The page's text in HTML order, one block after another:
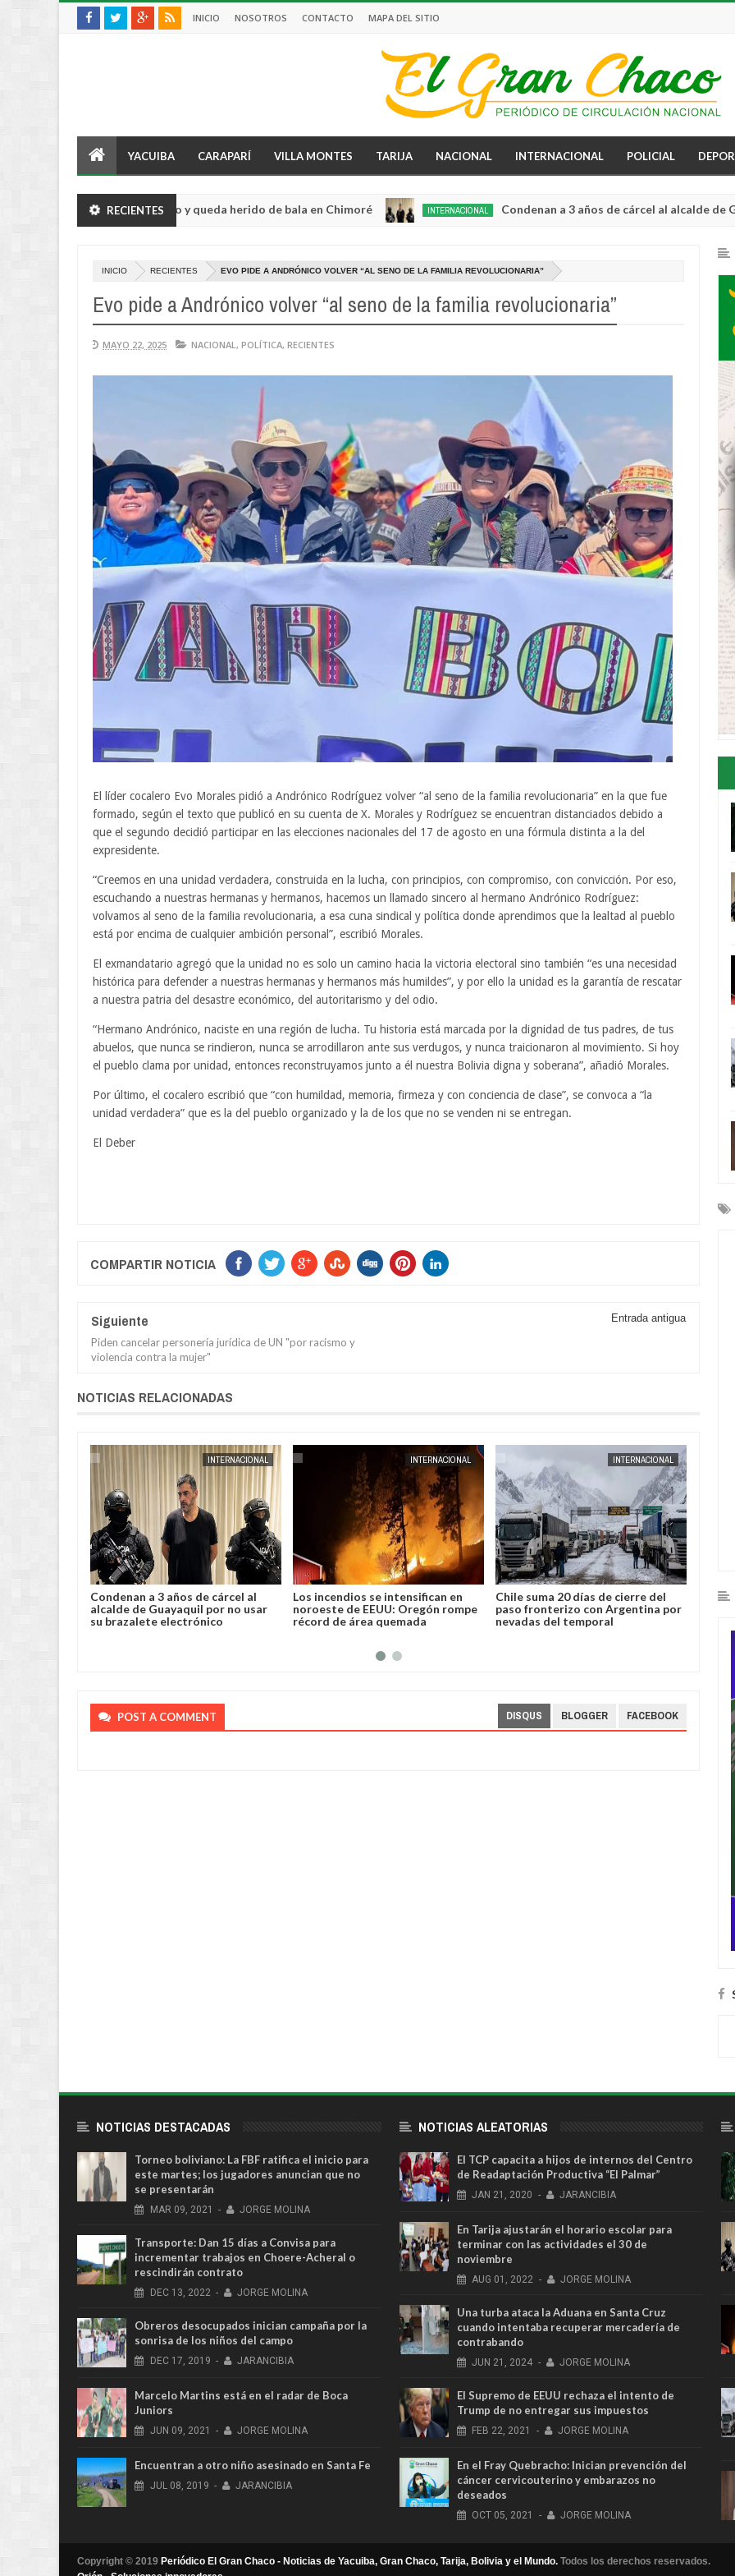
INICIO NOSOTROS CONTACTO MAPA DEL SITIO
YACUIBA CARAPARÍ VILLA MONTES TARIJA NACIONAL INTERNACIONAL POLICIAL
RECIENTES
sufre violento robo y queda herido de bala en Chimoré INTERNACIONAL Condenan a 3 años de cárcel al alcalde de
INICIO RECIENTES EVO PIDE A ANDRÓNICO VOLVER “AL SENO DE LA FAMILIA REVOLUCIONARIA”
Evo pide a Andrónico volver “al seno de la familia revolucionaria”
MAYO 22, 2025 NACIONAL , POLÍTICA, RECIENTES
El líder cocalero Evo Morales pidió a Andrónico Rodríguez volver “al seno de la familia revolucionaria” en la que fue
formado, según el texto que publicó en su cuenta de X. Morales y Rodríguez se encuentran distanciados debido a
que el segundo decidió participar en las elecciones nacionales del 17 de agosto en una fórmula distinta a la del
expresidente.
“Creemos en una unidad verdadera, construida en la lucha, con principios, con compromiso, con convicción. Por eso,
escuchando a nuestras hermanas y hermanos, hacemos un llamado sincero al hermano Andrónico Rodríguez:
volvamos al seno de la familia revolucionaria, a esa cuna sindical y política donde aprendimos que la lealtad al pueblo
está por encima de cualquier ambición personal”, escribió Morales.
El exmandatario agregó que la unidad no es solo un camino hacia la victoria electoral sino también “es una necesidad
histórica para defender a nuestras hermanas y hermanos más humildes”, y por ello la unidad es la garantía de rescatar
a nuestra patria del desastre económico, del autoritarismo y del odio.
“Hermano Andrónico, naciste en una región de lucha. Tu historia está marcada por la dignidad de tus padres, de tus
abuelos, que nunca se rindieron, nunca se arrodillaron ante sus verdugos, y nunca traicionaron al movimiento. Si hoy
el pueblo clama por unidad, entonces reconstruyamos junto a él nuestra Bolivia digna y soberana”, añadió Morales.
Por último, el cocalero escribió que “con humildad, memoria, firmeza y con conciencia de clase”, se convoca a “la
unidad verdadera” que es la del pueblo organizado y la de los que no se venden ni se entregan.
El Deber
COMPARTIR NOTICIA
Siguiente
Piden cancelar personería jurídica de UN "por racismo y
violencia contra la mujer"
Entrada antigua
NOTICIAS RELACIONADAS
AUG
INTERNACIONAL
Condenan a 3 años de cárcel al
alcalde de Guayaquil por no usar
su brazalete electrónico
INTERNACIONAL
Los incendios se intensifican en
noroeste de EEUU: Oregón rompe
récord de área quemada
INTERNACIONAL
Chile suma 20 días de cierre del
paso fronterizo con Argentina por
nevadas del temporal
José
JORGE MOLINA
POST A COMMENT DISQUS BLOGGER FACEBOOK
NOTICIAS DESTACADAS
Torneo boliviano: La FBF ratifica el inicio para
este martes; los jugadores anuncian que no
se presentarán
MAR 09, 2021 - JORGE MOLINA
Transporte: Dan 15 días a Convisa para
incrementar trabajos en Choere-Acheral o
rescindirán contrato
DEC 13, 2022 - JORGE MOLINA
Obreros desocupados inician campaña por la
sonrisa de los niños del campo
DEC 17, 2019 - JARANCIBIA
Marcelo Martins está en el radar de Boca
Juniors
JUN 09, 2021 - JORGE MOLINA
Encuentran a otro niño asesinado en Santa Fe
JUL 08, 2019 - JARANCIBIA
NOTICIAS ALEATORIAS
El TCP capacita a hijos de internos del Centro
de Readaptación Productiva “El Palmar”
JAN 21, 2020 - JARANCIBIA
En Tarija ajustarán el horario escolar para
terminar con las actividades el 30 de
noviembre
AUG 01, 2022 - JORGE MOLINA
Una turba ataca la Aduana en Santa Cruz
cuando intentaba recuperar mercadería de
contrabando
JUN 21, 2024 - JORGE MOLINA
El Supremo de EEUU rechaza el intento de
Trump de no entregar sus impuestos
FEB 22, 2021 - JORGE MOLINA
En el Fray Quebracho: Inician prevención del
cáncer cervicouterino y embarazos no
deseados
OCT 05, 2021 - JORGE MOLINA
Copyright © 2019 Periódico El Gran Chaco - Noticias de Yacuiba, Gran Chaco, Tarija, Bolivia y el Mundo. Todos los derechos reservados.